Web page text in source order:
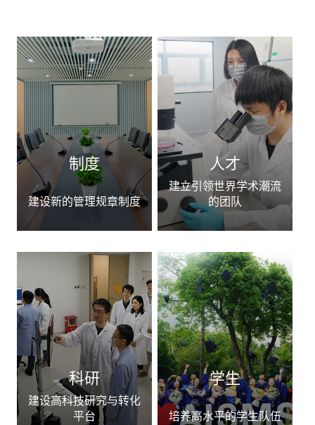
制度
建设新的管理规章制度
人才
建立引领世界学术潮流
的团队
科研
建设高科技研究与转化
平台
学生
培养高水平的学生队伍